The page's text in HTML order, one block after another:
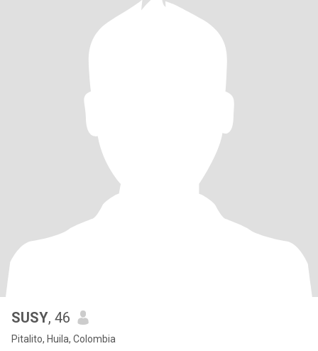
SUSY, 46
Pitalito, Huila, Colombia